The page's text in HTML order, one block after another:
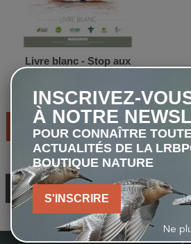
Livre blanc - Stop aux
0,00 €
AJOUTER AU PANIER
RETOUR EN HAUT
INSCRIVEZ-
À NOTRE
POUR CONNAÎTRE
ACTUALITÉS DE LA
BOUTIQUE NATURE
S'INSCRIRE
Ne